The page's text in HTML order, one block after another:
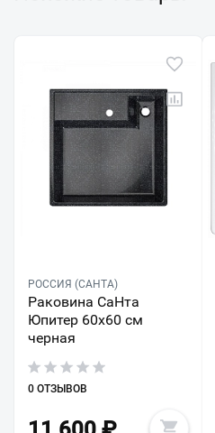
РОССИЯ (САНТА)
Раковина СаНта
Юпитер 60х60 см
черная
0 ОТЗЫВОВ